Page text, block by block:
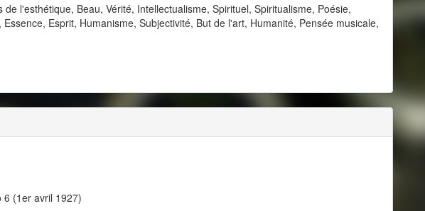
l'esthétique, Beau, Vérité, Intellectualisme, Spirituel, Spiritualisme, Poésie,
Esprit, Humanisme, Subjectivité, But de l'art, Humanité, Pensée musicale,
6 (1er avril 1927)